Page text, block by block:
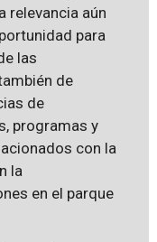
relevancia aún
para
las
de
de
programas y
con la
la
en el parque